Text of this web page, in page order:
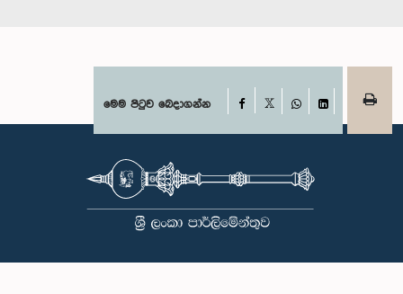
මෙම පිටුව බෙදාගන්න Facebook